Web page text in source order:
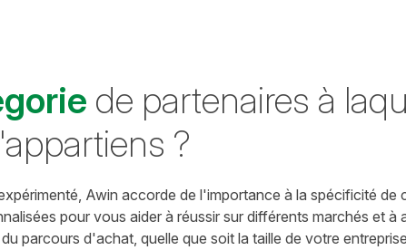
de partenaires à
?
Awin accorde de l'importance à la spécificité de
pour vous aider à réussir sur différents marchés et à
parcours d'achat, quelle que soit la taille de votre